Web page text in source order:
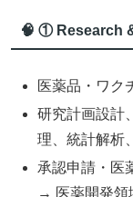
🧠 ① Research
医薬品・ワク
研究計画設計
理、統計解析
承認申請・医
→ 医薬開発領